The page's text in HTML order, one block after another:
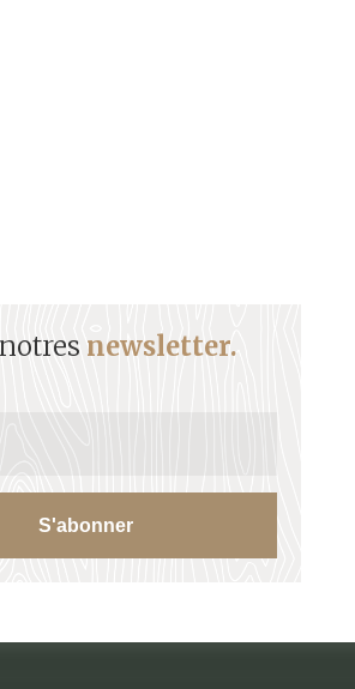
newsletter.
S'abonner